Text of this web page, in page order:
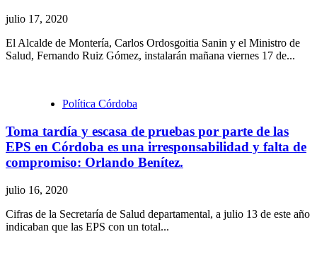
julio 17, 2020
El Alcalde de Montería, Carlos Ordosgoitia Sanin y el Ministro de
Salud, Fernando Ruiz Gómez, instalarán mañana viernes 17 de...
Política Córdoba
Toma tardía y escasa de pruebas por parte de las
EPS en Córdoba es una irresponsabilidad y falta de
compromiso: Orlando Benítez.
julio 16, 2020
Cifras de la Secretaría de Salud departamental, a julio 13 de este año
indicaban que las EPS con un total...